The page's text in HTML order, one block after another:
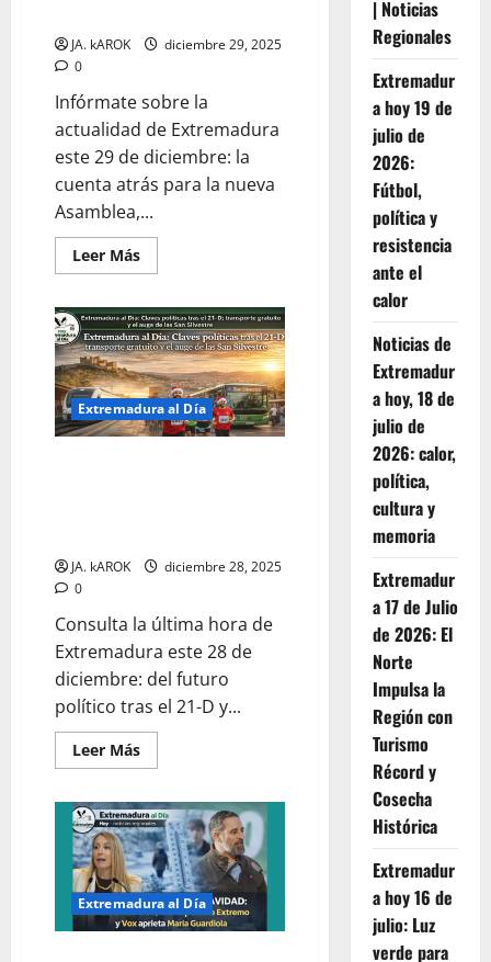
Niebla
JA. kAROK
diciembre 29, 2025
0
Infórmate sobre la
actualidad de Extremadura
este 29 de diciembre: la
cuenta atrás para la nueva
Asamblea,...
Leer MásLeer
más
Extremadura
hacia
2026:
Giro
político,
revolución
industrial
y
tradición
Extremadura al Día
JA. kAROK
diciembre 28, 2025
0
Consulta la última hora de
Extremadura este 28 de
diciembre: del futuro
político tras el 21-D y...
Leer MásLeer
más
Extremadura
al
Día:
Claves
políticas
tras
el
21-
D,
Extremadura al Día
| Noticias
Regionales
Extremadur
a hoy 19 de
julio de
2026:
Fútbol,
política y
resistencia
ante el
calor
Noticias de
Extremadur
a hoy, 18 de
julio de
2026: calor,
política,
cultura y
memoria
Extremadur
a 17 de Julio
de 2026: El
Norte
Impulsa la
Región con
Turismo
Récord y
Cosecha
Histórica
Extremadur
a hoy 16 de
julio: Luz
verde para